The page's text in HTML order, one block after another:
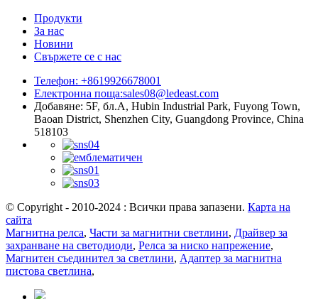
Продукти
За нас
Новини
Свържете се с нас
Телефон: +8619926678001
Електронна поща:sales08@ledeast.com
Добавяне: 5F, бл.A, Hubin Industrial Park, Fuyong Town,
Baoan District, Shenzhen City, Guangdong Province, China
518103
© Copyright - 2010-2024 : Всички права запазени. Карта на
сайта
Магнитна релса, Части за магнитни светлини, Драйвер за
захранване на светодиоди, Релса за ниско напрежение,
Магнитен съединител за светлини, Адаптер за магнитна
пистова светлина,